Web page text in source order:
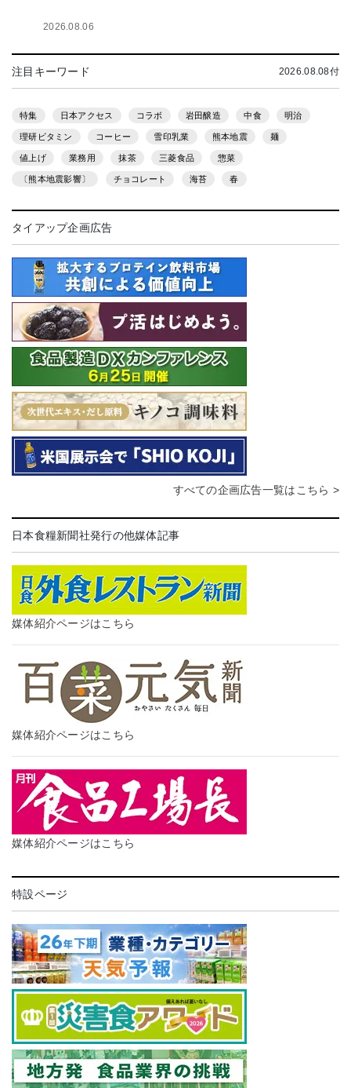
2026.08.06
注目キーワード 2026.08.08付
特集 日本アクセス コラボ 岩田醸造 中食 明治
理研ビタミン コーヒー 雪印乳業 熊本地震 麺
値上げ 業務用 抹茶 三菱食品 惣菜
〔熊本地震影響〕 チョコレート 海苔 春
タイアップ企画広告
すべての企画広告一覧はこちら >
日本食糧新聞社発行の他媒体記事
媒体紹介ページはこちら
媒体紹介ページはこちら
媒体紹介ページはこちら
特設ページ